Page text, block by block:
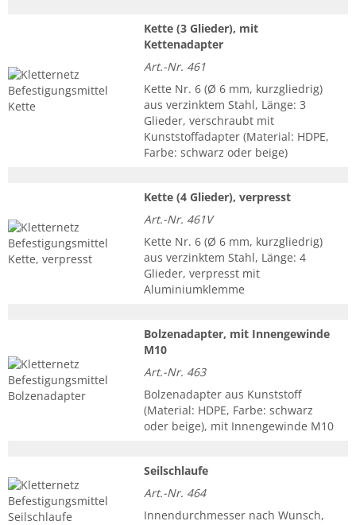
Kette (3 Glieder), mit
Kettenadapter
Art.-Nr. 461
Kette Nr. 6 (Ø 6 mm, kurzgliedrig)
aus verzinktem Stahl, Länge: 3
Glieder, verschraubt mit
Kunststoffadapter (Material: HDPE,
Farbe: schwarz oder beige)
Kette (4 Glieder), verpresst
Art.-Nr. 461V
Kette Nr. 6 (Ø 6 mm, kurzgliedrig)
aus verzinktem Stahl, Länge: 4
Glieder, verpresst mit
Aluminiumklemme
Bolzenadapter, mit Innengewinde
M10
Art.-Nr. 463
Bolzenadapter aus Kunststoff
(Material: HDPE, Farbe: schwarz
oder beige), mit Innengewinde M10
Seilschlaufe
Art.-Nr. 464
Innendurchmesser nach Wunsch,